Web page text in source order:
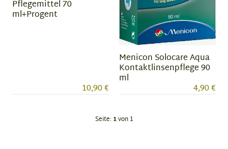
Pflegemittel 70
ml+Progent
10,90 €
Menicon Solocare Aqua
Kontaktlinsenpflege 90
ml
4,90 €
Seite:1von 1